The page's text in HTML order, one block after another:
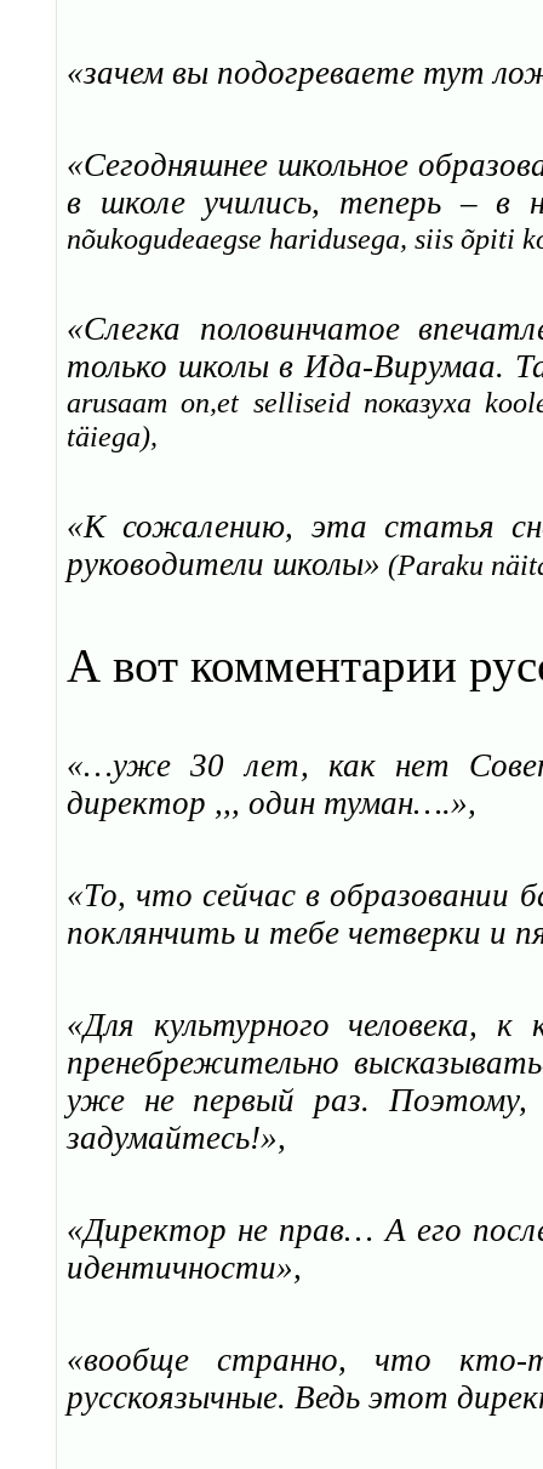
«зачем вы подогреваете тут
«Сегодняшнее школьное
в школе учились, теперь – в
nõukogudeaegse haridusega, siis õpiti
«Слегка половинчатое
только школы в Ида-Вирумаа.
arusaam on,et selliseid показуха
täiega),
«К сожалению, эта статья
руководители школы» (Paraku
А вот комментарии
«…уже 30 лет, как нет
директор ,,, один туман….»,
«То, что сейчас в образовании
поклянчить и тебе четверки и
«Для культурного человека,
пренебрежительно
уже не первый раз. Поэтому,
задумайтесь!»,
«Директор не прав… А его
идентичности»,
«вообще странно, что
русскоязычные. Ведь этот